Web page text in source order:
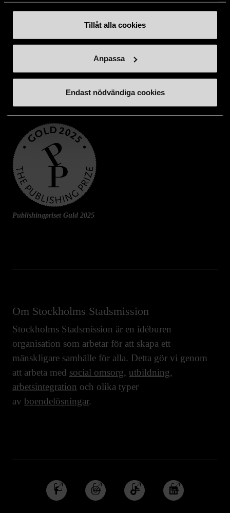
Tillåt alla cookies
Anpassa
Endast nödvändiga cookies
Publishingpriset Guld 2025
Om Stockholms Stadsmission
Stockholms Stadsmission är en idéburen
organisation som arbetar för att skapa ett
mänskligare samhälle för alla. Detta gör vi genom
att arbeta med social omsorg, utbildning,
arbetsintegration och olika typer
av boendelösningar.
Följ
oss
Följ
oss
Följ
oss
Följ
oss